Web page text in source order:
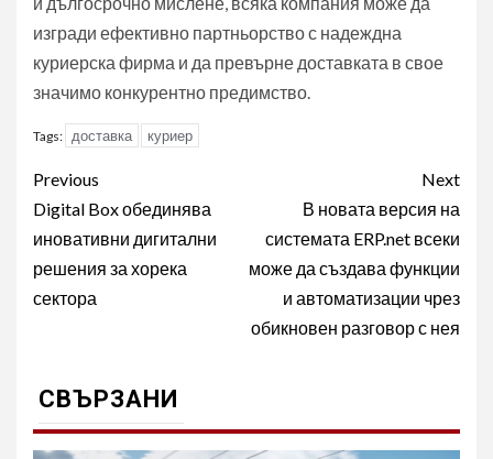
изгради ефективно партньорство с надеждна
куриерска фирма и да превърне доставката в свое
значимо конкурентно предимство.
Tags: доставка куриер
Post
navigation
Previous
Digital Box обединява
иновативни дигитални
решения за хорека
сектора
Next
В новата версия на
системата ERP.net всеки
може да създава функции
и автоматизации чрез
обикновен разговор с нея
СВЪРЗАНИ